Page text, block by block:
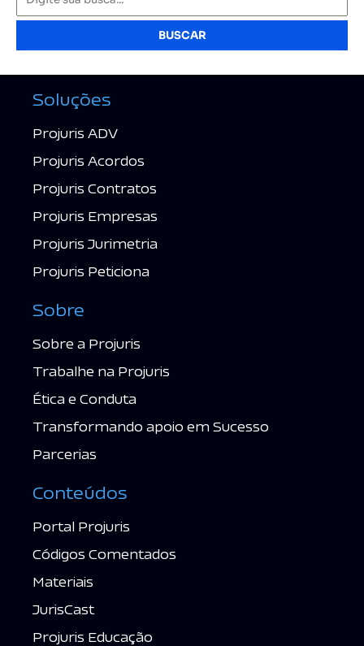
BUSCAR
Soluções
Projuris ADV
Projuris Acordos
Projuris Contratos
Projuris Empresas
Projuris Jurimetria
Projuris Peticiona
Sobre
Sobre a Projuris
Trabalhe na Projuris
Ética e Conduta
Transformando apoio em Sucesso
Parcerias
Conteúdos
Portal Projuris
Códigos Comentados
Materiais
JurisCast
Projuris Educação